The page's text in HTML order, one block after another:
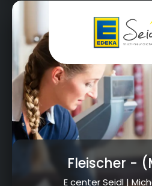
Am Goldenen Feld 2 &
95326 Kulmbach
Fleischer -
E center Seidl |